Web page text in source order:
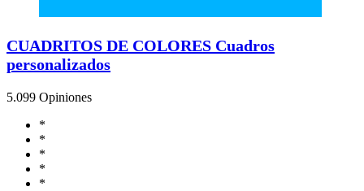
CUADRITOS DE COLORES Cuadros
personalizados
5.099 Opiniones
*
*
*
*
*